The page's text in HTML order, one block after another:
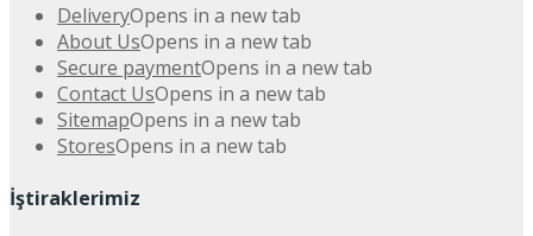
DeliveryOpens in a new tab
About UsOpens in a new tab
Secure paymentOpens in a new tab
Contact UsOpens in a new tab
SitemapOpens in a new tab
StoresOpens in a new tab
İştiraklerimiz